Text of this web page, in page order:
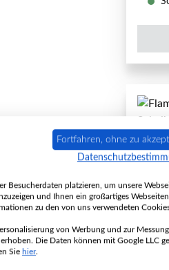
Fortfahren, ohne zu
Besucherdaten platzieren, um unsere
und Ihnen ein großartiges
zu den von uns verwendeten
von Werbung und zur
Die Daten können mit Google LLC
Sie hier.